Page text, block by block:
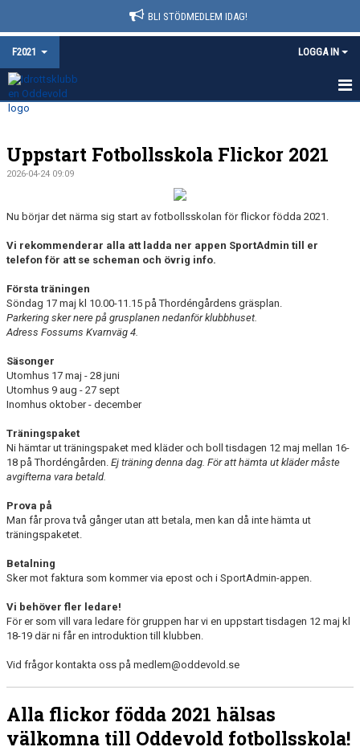
BLI STÖDMEDLEM IDAG!
F2021 LOGGA IN
HEM
NYHETER
MATCHER
TRUPPEN
BILDGALLERI
DOKUMENT
KONTAKT
Uppstart Fotbollsskola Flickor 2021
2026-04-24 09:09
Nu börjar det närma sig start av fotbollsskolan för flickor födda 2021.
Vi rekommenderar alla att ladda ner appen SportAdmin till er
telefon för att se scheman och övrig info.
Första träningen
Söndag 17 maj kl 10.00-11.15 på Thordéngårdens gräsplan.
Parkering sker nere på grusplanen nedanför klubbhuset.
Adress Fossums Kvarnväg 4.
Säsonger
Utomhus 17 maj - 28 juni
Utomhus 9 aug - 27 sept
Inomhus oktober - december
Träningspaket
Ni hämtar ut träningspaket med kläder och boll tisdagen 12 maj mellan 16-
18 på Thordéngården. Ej träning denna dag. För att hämta ut kläder måste
avgifterna vara betald.
Prova på
Man får prova två gånger utan att betala, men kan då inte hämta ut
träningspaketet.
Betalning
Sker mot faktura som kommer via epost och i SportAdmin-appen.
Vi behöver fler ledare!
För er som vill vara ledare för gruppen har vi en uppstart tisdagen 12 maj kl
18-19 där ni får en introduktion till klubben.
Vid frågor kontakta oss på medlem@oddevold.se
Alla flickor födda 2021 hälsas
välkomna till Oddevold fotbollsskola!